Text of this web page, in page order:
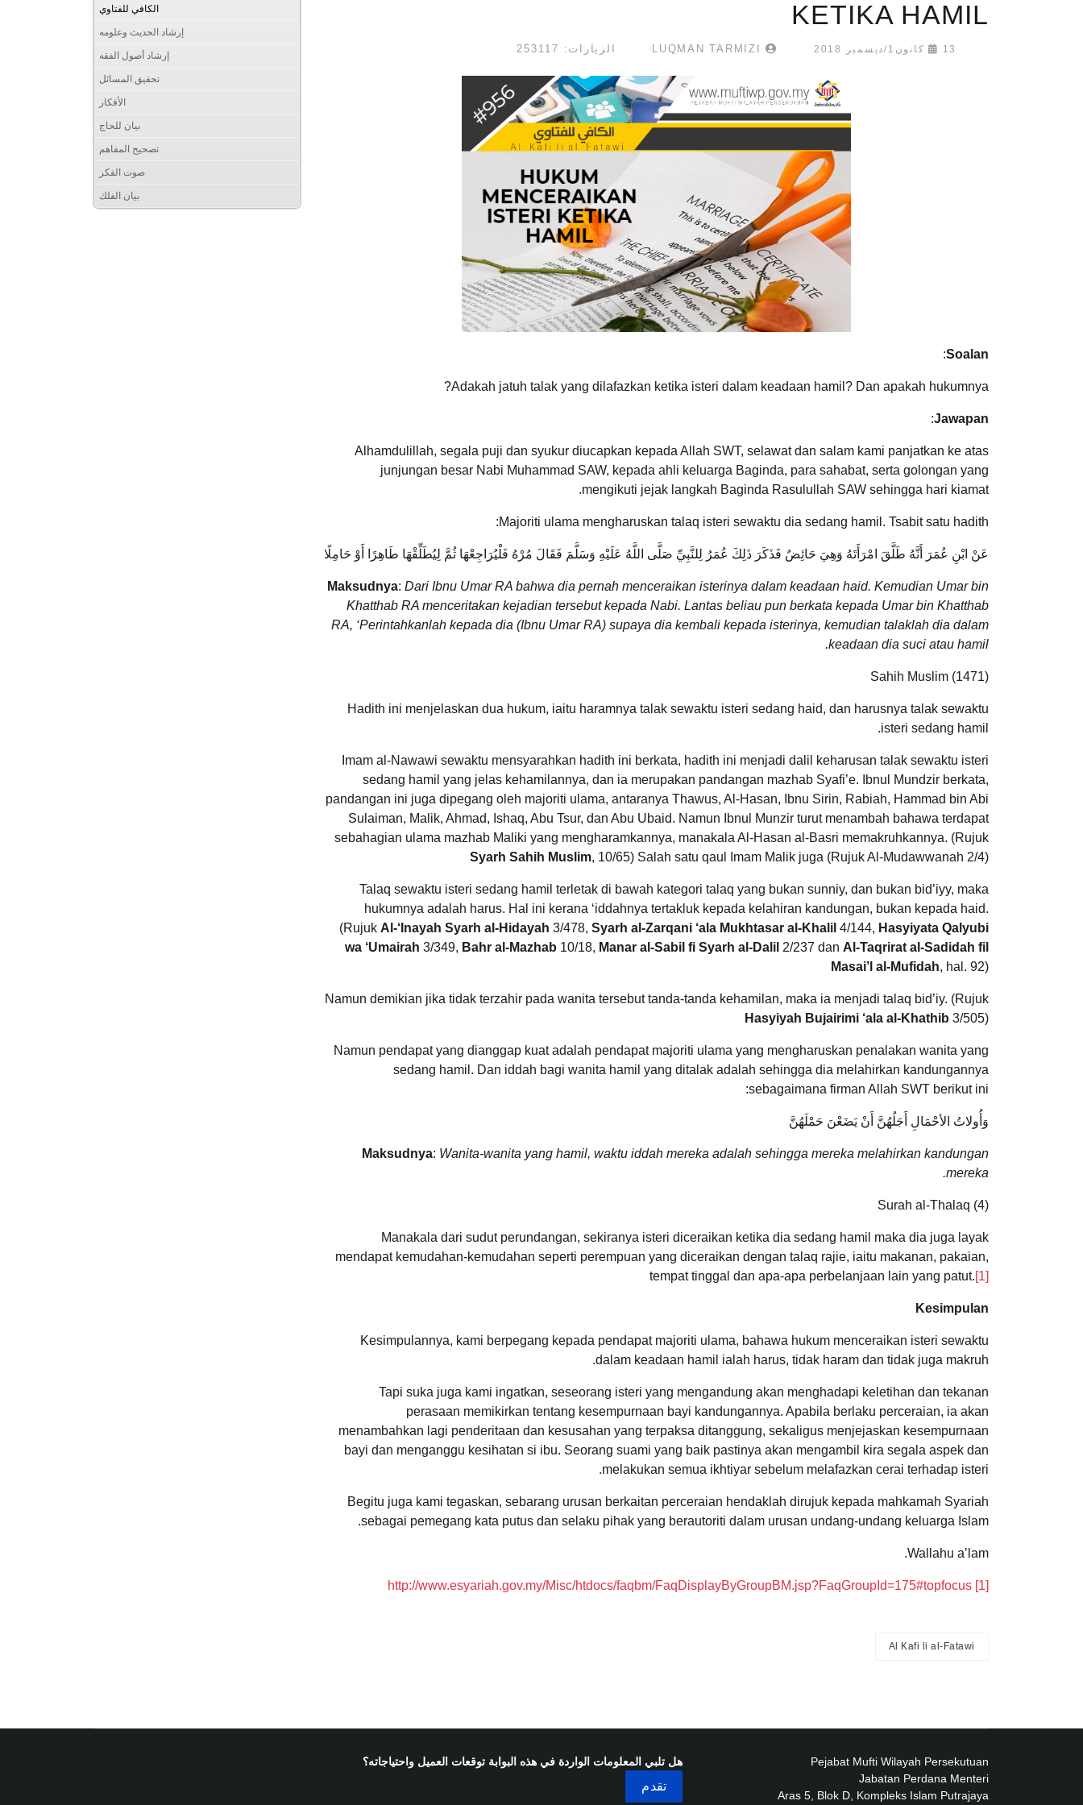
KETIKA HAMIL
13 كانون1/ديسمبر 2018 LUQMAN TARMIZI الزيارات: 253117
Soalan
:
Adakah jatuh talak yang dilafazkan ketika isteri dalam keadaan hamil? Dan apakah hukumnya?
Jawapan
:
Alhamdulillah, segala puji dan syukur diucapkan kepada Allah SWT, selawat dan salam kami panjatkan ke atas
junjungan besar Nabi Muhammad SAW, kepada ahli keluarga Baginda, para sahabat, serta golongan yang
mengikuti jejak langkah Baginda Rasulullah SAW sehingga hari kiamat.
Majoriti ulama mengharuskan talaq isteri sewaktu dia sedang hamil. Tsabit satu hadith:
عَنْ ابْنِ عُمَرَ أَنَّهُ طَلَّقَ امْرَأَتَهُ وَهِيَ حَائِضٌ فَذَكَرَ ذَلِكَ عُمَرُ لِلنَّبِيِّ صَلَّى اللَّهُ عَلَيْهِ وَسَلَّمَ فَقَالَ مُرْهُ فَلْيُرَاجِعْهَا ثُمَّ لِيُطَلِّقْهَا طَاهِرًا أَوْ حَامِلًا
Maksudnya: Dari Ibnu Umar RA bahwa dia pernah menceraikan isterinya dalam keadaan haid. Kemudian Umar bin
Khatthab RA menceritakan kejadian tersebut kepada Nabi. Lantas beliau pun berkata kepada Umar bin Khatthab
RA, ‘Perintahkanlah kepada dia (Ibnu Umar RA) supaya dia kembali kepada isterinya, kemudian talaklah dia dalam
keadaan dia suci atau hamil.
Sahih Muslim (1471)
Hadith ini menjelaskan dua hukum, iaitu haramnya talak sewaktu isteri sedang haid, dan harusnya talak sewaktu
isteri sedang hamil.
Imam al-Nawawi sewaktu mensyarahkan hadith ini berkata, hadith ini menjadi dalil keharusan talak sewaktu isteri
sedang hamil yang jelas kehamilannya, dan ia merupakan pandangan mazhab Syafi’e. Ibnul Mundzir berkata,
pandangan ini juga dipegang oleh majoriti ulama, antaranya Thawus, Al-Hasan, Ibnu Sirin, Rabiah, Hammad bin Abi
Sulaiman, Malik, Ahmad, Ishaq, Abu Tsur, dan Abu Ubaid. Namun Ibnul Munzir turut menambah bahawa terdapat
sebahagian ulama mazhab Maliki yang mengharamkannya, manakala Al-Hasan al-Basri memakruhkannya. (Rujuk
Syarh Sahih Muslim, 10/65) Salah satu qaul Imam Malik juga (Rujuk Al-Mudawwanah 2/4)
Talaq sewaktu isteri sedang hamil terletak di bawah kategori talaq yang bukan sunniy, dan bukan bid’iyy, maka
hukumnya adalah harus. Hal ini kerana ‘iddahnya tertakluk kepada kelahiran kandungan, bukan kepada haid.
(Rujuk Al-‘Inayah Syarh al-Hidayah 3/478, Syarh al-Zarqani ‘ala Mukhtasar al-Khalil 4/144, Hasyiyata Qalyubi
wa ‘Umairah 3/349, Bahr al-Mazhab 10/18, Manar al-Sabil fi Syarh al-Dalil 2/237 dan Al-Taqrirat al-Sadidah fil
Masai’l al-Mufidah, hal. 92)
Namun demikian jika tidak terzahir pada wanita tersebut tanda-tanda kehamilan, maka ia menjadi talaq bid’iy. (Rujuk
Hasyiyah Bujairimi ‘ala al-Khathib 3/505)
Namun pendapat yang dianggap kuat adalah pendapat majoriti ulama yang mengharuskan penalakan wanita yang
sedang hamil. Dan iddah bagi wanita hamil yang ditalak adalah sehingga dia melahirkan kandungannya
sebagaimana firman Allah SWT berikut ini:
وَأُولاتُ الأحْمَالِ أَجَلُهُنَّ أَنْ يَضَعْنَ حَمْلَهُنَّ
Maksudnya: Wanita-wanita yang hamil, waktu iddah mereka adalah sehingga mereka melahirkan kandungan
mereka.
Surah al-Thalaq (4)
Manakala dari sudut perundangan, sekiranya isteri diceraikan ketika dia sedang hamil maka dia juga layak
mendapat kemudahan-kemudahan seperti perempuan yang diceraikan dengan talaq rajie, iaitu makanan, pakaian,
tempat tinggal dan apa-apa perbelanjaan lain yang patut.[1]
Kesimpulan
Kesimpulannya, kami berpegang kepada pendapat majoriti ulama, bahawa hukum menceraikan isteri sewaktu
dalam keadaan hamil ialah harus, tidak haram dan tidak juga makruh.
Tapi suka juga kami ingatkan, seseorang isteri yang mengandung akan menghadapi keletihan dan tekanan
perasaan memikirkan tentang kesempurnaan bayi kandungannya. Apabila berlaku perceraian, ia akan
menambahkan lagi penderitaan dan kesusahan yang terpaksa ditanggung, sekaligus menjejaskan kesempurnaan
bayi dan menganggu kesihatan si ibu. Seorang suami yang baik pastinya akan mengambil kira segala aspek dan
melakukan semua ikhtiyar sebelum melafazkan cerai terhadap isteri.
Begitu juga kami tegaskan, sebarang urusan berkaitan perceraian hendaklah dirujuk kepada mahkamah Syariah
sebagai pemegang kata putus dan selaku pihak yang berautoriti dalam urusan undang-undang keluarga Islam.
Wallahu a’lam.
[1]
http://www.esyariah.gov.my/Misc/htdocs/faqbm/FaqDisplayByGroupBM.jsp?FaqGroupId=175#topfocus
Al Kafi li al-Fatawi
الكافي للفتاوي
إرشاد الحديث وعلومه
إرشاد أصول الفقه
تحقيق المسائل
الأفكار
بيان للحاج
تصحيح المفاهم
صوت الفكر
بيان الفلك
Pejabat Mufti Wilayah Persekutuan
Jabatan Perdana Menteri
Aras 5, Blok D, Kompleks Islam Putrajaya
هل تلبي المعلومات الواردة في هذه البوابة توقعات العميل واحتياجاته؟